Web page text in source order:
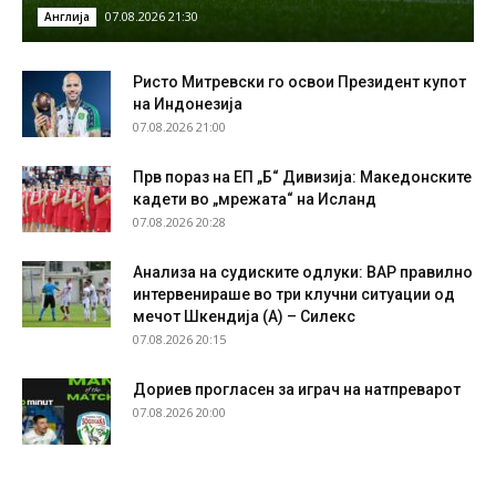
Англија 07.08.2026 21:30
Ристо Митревски го освои Президент купот
на Индонезија
07.08.2026 21:00
Прв пораз на ЕП „Б“ Дивизија: Македонските
кадети во „мрежата“ на Исланд
07.08.2026 20:28
Анализа на судиските одлуки: ВАР правилно
интервенираше во три клучни ситуации од
мечот Шкендија (А) – Силекс
07.08.2026 20:15
Дориев прогласен за играч на натпреварот
07.08.2026 20:00